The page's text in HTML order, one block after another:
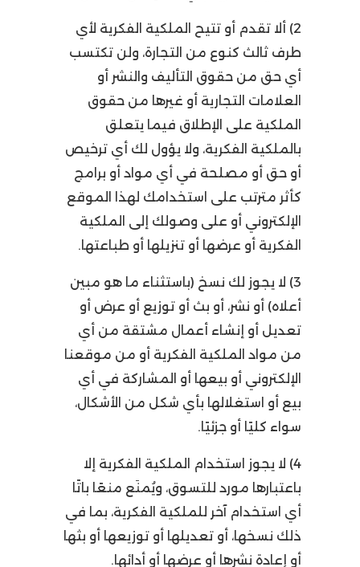
2) ألا تقدم أو تتيح الملكية الفكرية لأي
طرف ثالث كنوع من التجارة، ولن تكتسب
أي حق من حقوق التأليف والنشر أو
العلامات التجارية أو غيرها من حقوق
الملكية على الإطلاق فيما يتعلق
بالملكية الفكرية، ولا يؤول لك أي ترخيص
أو حق أو مصلحة في أي مواد أو برامج
كأثر مترتب على استخدامك لهذا الموقع
الإلكتروني أو على وصولك إلى الملكية
الفكرية أو عرضها أو تنزيلها أو طباعتها.
3) لا يجوز لك نسخ (باستثناء ما هو مبين
أعلاه) أو نشر، أو بث أو توزيع أو عرض أو
تعديل أو إنشاء أعمال مشتقة من أي
من مواد الملكية الفكرية أو من موقعنا
الإلكتروني أو بيعها أو المشاركة في أي
بيع أو استغلالها بأي شكل من الأشكال،
سواء كليًا أو جزئيًا.
4) لا يجوز استخدام الملكية الفكرية إلا
باعتبارها مورد للتسوق، ويُمنَع منعًا باتًا
أي استخدام آخر للملكية الفكرية، بما في
ذلك نسخها، أو تعديلها أو توزيعها أو بثها
أو إعادة نشرها أو عرضها أو أدائها.